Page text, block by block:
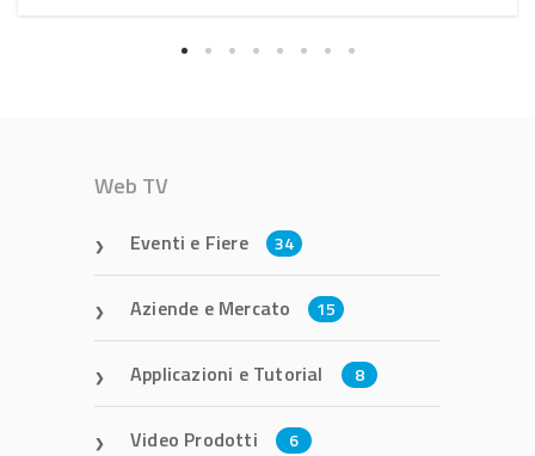
Web TV
Eventi e Fiere 34
Aziende e Mercato 15
Applicazioni e Tutorial 8
Video Prodotti 6